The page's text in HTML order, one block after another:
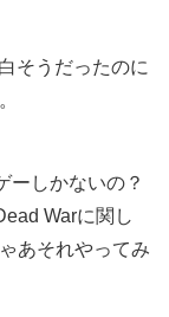
そうだったのに
ーしかないの？
Warに関し
あそれやってみ